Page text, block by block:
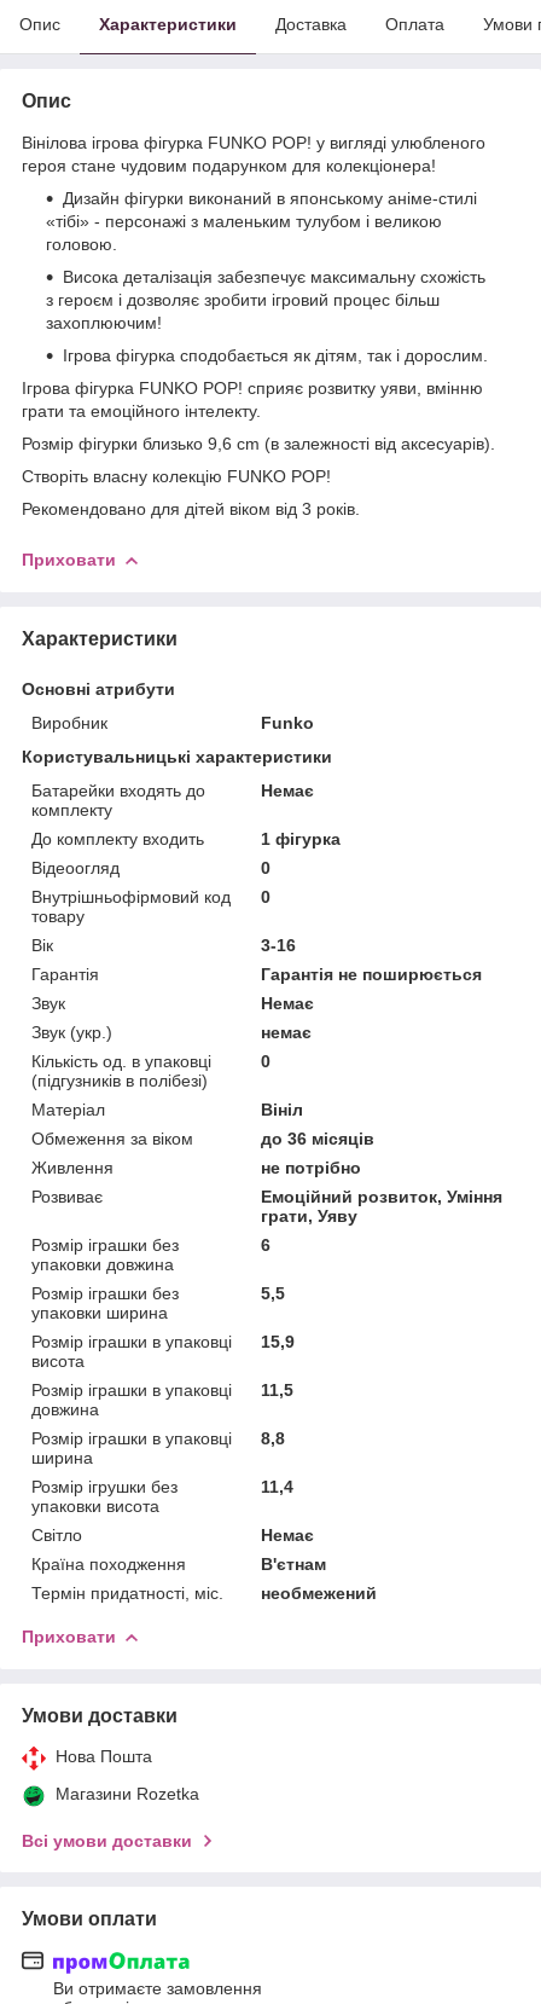
Опис Характеристики Доставка Оплата Умови
Опис
Вінілова ігрова фігурка FUNKO POP! у вигляді улюбленого
героя стане чудовим подарунком для колекціонера!
Дизайн фігурки виконаний в японському аніме-стилі
«тібі» - персонажі з маленьким тулубом і великою
головою.
Висока деталізація забезпечує максимальну схожість
з героєм і дозволяє зробити ігровий процес більш
захоплюючим!
Ігрова фігурка сподобається як дітям, так і дорослим.
Ігрова фігурка FUNKO POP! сприяє розвитку уяви, вмінню
грати та емоційного інтелекту.
Розмір фігурки близько 9,6 cm (в залежності від аксесуарів).
Створіть власну колекцію FUNKO POP!
Рекомендовано для дітей віком від 3 років.
Приховати
Характеристики
Основні атрибути
Виробник
Funko
Користувальницькі характеристики
Батарейки входять до
комплекту
Немає
До комплекту входить
1 фігурка
Відеоогляд
0
Внутрішньофірмовий код
товару
0
Вік
3-16
Гарантія
Гарантія не поширюється
Звук
Немає
Звук (укр.)
немає
Кількість од. в упаковці
(підгузників в полібезі)
0
Матеріал
Вініл
Обмеження за віком
до 36 місяців
Живлення
не потрібно
Розвиває
Емоційний розвиток, Уміння
грати, Уяву
Розмір іграшки без
упаковки довжина
6
Розмір іграшки без
упаковки ширина
5,5
Розмір іграшки в упаковці
висота
15,9
Розмір іграшки в упаковці
довжина
11,5
Розмір іграшки в упаковці
ширина
8,8
Розмір ігрушки без
упаковки висота
11,4
Світло
Немає
Країна походження
В'єтнам
Термін придатності, міс.
необмежений
Приховати
Умови доставки
Нова Пошта
Магазини Rozetka
Всі умови доставки
Умови оплати
Ви отримаєте замовлення